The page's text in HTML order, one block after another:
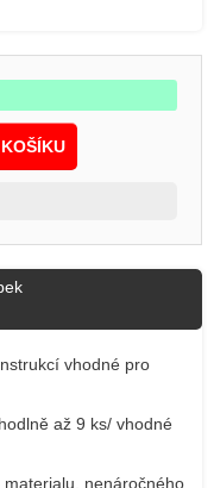
vhodné pro
až 9 ks/ vhodné
nenáročného